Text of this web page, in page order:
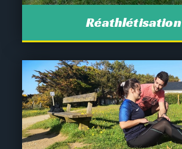
Réathlétisation